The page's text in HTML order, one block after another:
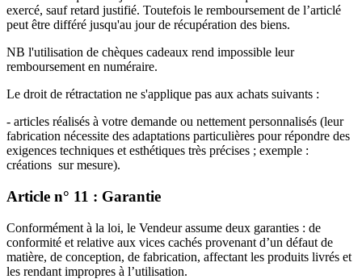
exercé, sauf retard justifié. Toutefois le remboursement de l’articlé
peut être différé jusqu'au jour de récupération des biens.
NB l'utilisation de chèques cadeaux rend impossible leur
remboursement en numéraire.
Le droit de rétractation ne s'applique pas aux achats suivants :
- articles réalisés à votre demande ou nettement personnalisés (leur
fabrication nécessite des adaptations particulières pour répondre des
exigences techniques et esthétiques très précises ; exemple :
créations sur mesure).
Article n° 11 : Garantie
Conformément à la loi, le Vendeur assume deux garanties : de
conformité et relative aux vices cachés provenant d’un défaut de
matière, de conception, de fabrication, affectant les produits livrés et
les rendant impropres à l’utilisation.